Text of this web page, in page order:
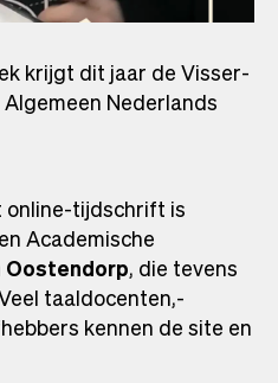
krijgt dit jaar de Visser-
Nederlands
tijdschrift is
Academische
Oostendorp, die tevens
taaldocenten,-
kennen de site en